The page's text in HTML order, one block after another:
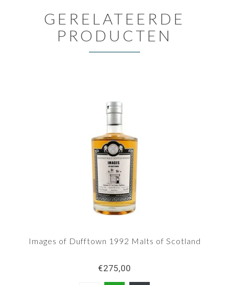
GERELATEERDE
PRODUCTEN
Images of Dufftown 1992 Malts of Scotland
€275,00